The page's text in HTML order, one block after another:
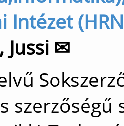
Intézet
Jussi ✉
szerzőségű